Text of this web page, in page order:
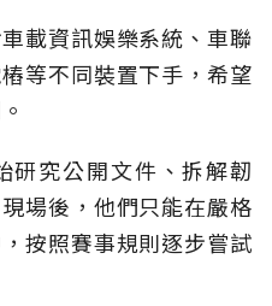
載資訊娛樂系統、車聯
等不同裝置下手，希望
研究公開文件、拆解韌
場後，他們只能在嚴格
按照賽事規則逐步嘗試